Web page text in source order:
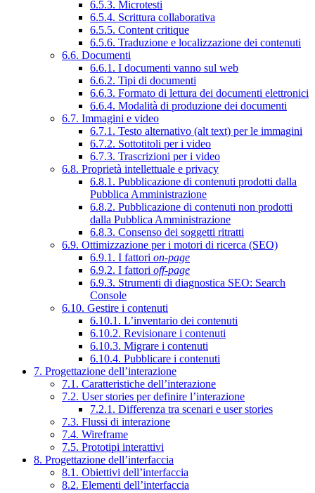
6.5.3. Microtesti
6.5.4. Scrittura collaborativa
6.5.5. Content critique
6.5.6. Traduzione e localizzazione dei contenuti
6.6. Documenti
6.6.1. I documenti vanno sul web
6.6.2. Tipi di documenti
6.6.3. Formato di lettura dei documenti elettronici
6.6.4. Modalità di produzione dei documenti
6.7. Immagini e video
6.7.1. Testo alternativo (alt text) per le immagini
6.7.2. Sottotitoli per i video
6.7.3. Trascrizioni per i video
6.8. Proprietà intellettuale e privacy
6.8.1. Pubblicazione di contenuti prodotti dalla
Pubblica Amministrazione
6.8.2. Pubblicazione di contenuti non prodotti
dalla Pubblica Amministrazione
6.8.3. Consenso dei soggetti ritratti
6.9. Ottimizzazione per i motori di ricerca (SEO)
6.9.1. I fattori on-page
6.9.2. I fattori off-page
6.9.3. Strumenti di diagnostica SEO: Search
Console
6.10. Gestire i contenuti
6.10.1. L’inventario dei contenuti
6.10.2. Revisionare i contenuti
6.10.3. Migrare i contenuti
6.10.4. Pubblicare i contenuti
7. Progettazione dell’interazione
7.1. Caratteristiche dell’interazione
7.2. User stories per definire l’interazione
7.2.1. Differenza tra scenari e user stories
7.3. Flussi di interazione
7.4. Wireframe
7.5. Prototipi interattivi
8. Progettazione dell’interfaccia
8.1. Obiettivi dell’interfaccia
8.2. Elementi dell’interfaccia